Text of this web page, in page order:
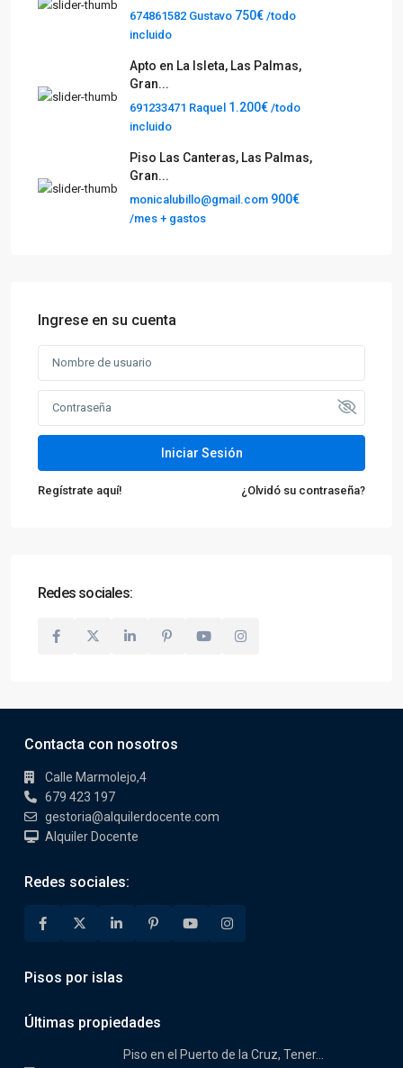
674861582 Gustavo 750€ /todo
incluido
Apto en La Isleta, Las Palmas,
Gran...
691233471 Raquel 1.200€ /todo
incluido
Piso Las Canteras, Las Palmas,
Gran...
monicalubillo@gmail.com 900€
/mes + gastos
Ingrese en su cuenta
Iniciar Sesión
Regístrate aquí! ¿Olvidó su contraseña?
Redes sociales:
Contacta con nosotros
Calle Marmolejo,4
679 423 197
gestoria@alquilerdocente.com
Alquiler Docente
Redes sociales:
Pisos por islas
Últimas propiedades
Piso en el Puerto de la Cruz, Tener...